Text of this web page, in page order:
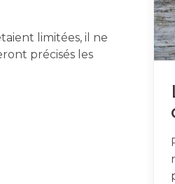
limitées, il ne
précisés les